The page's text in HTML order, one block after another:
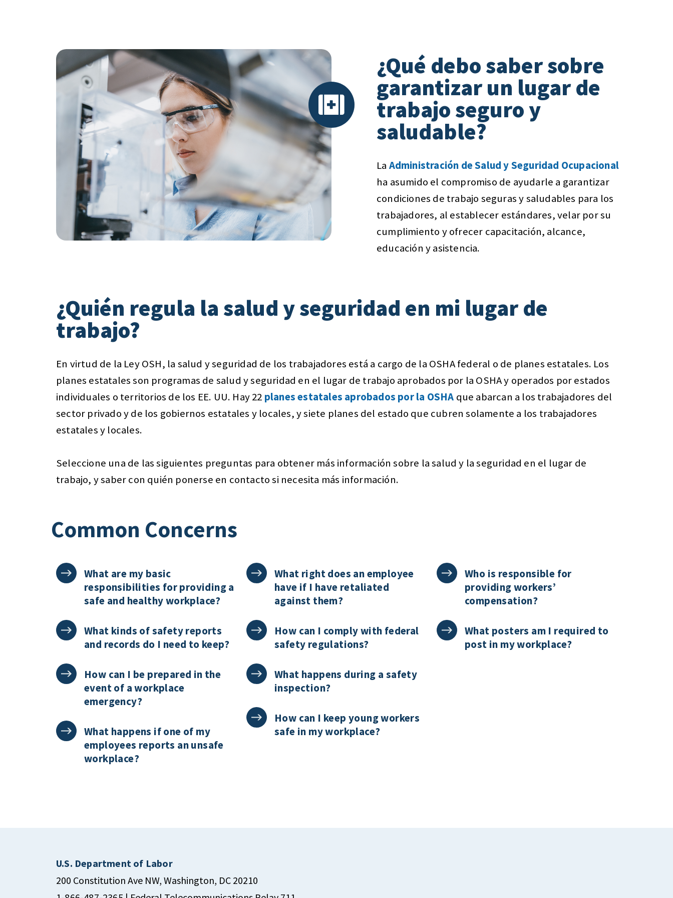
¿Qué debo saber sobre
garantizar un lugar de
trabajo seguro y
saludable?
La Administración de Salud y Seguridad Ocupacional
ha asumido el compromiso de ayudarle a garantizar
condiciones de trabajo seguras y saludables para los
trabajadores, al establecer estándares, velar por su
cumplimiento y ofrecer capacitación, alcance,
educación y asistencia.
¿Quién regula la salud y seguridad en mi lugar de
trabajo?
En virtud de la Ley OSH, la salud y seguridad de los trabajadores está a cargo de la OSHA federal o de planes estatales. Los
planes estatales son programas de salud y seguridad en el lugar de trabajo aprobados por la OSHA y operados por estados
individuales o territorios de los EE. UU. Hay 22 planes estatales aprobados por la OSHA que abarcan a los trabajadores del
sector privado y de los gobiernos estatales y locales, y siete planes del estado que cubren solamente a los trabajadores
estatales y locales.
Seleccione una de las siguientes preguntas para obtener más información sobre la salud y la seguridad en el lugar de
trabajo, y saber con quién ponerse en contacto si necesita más información.
Common Concerns
What are my basic
responsibilities for providing a
safe and healthy workplace?
What kinds of safety reports
and records do I need to keep?
How can I be prepared in the
event of a workplace
emergency?
What happens if one of my
employees reports an unsafe
workplace?
What right does an employee
have if I have retaliated
against them?
How can I comply with federal
safety regulations?
What happens during a safety
inspection?
How can I keep young workers
safe in my workplace?
Who is responsible for
providing workers’
compensation?
What posters am I required to
post in my workplace?
U.S. Department of Labor
200 Constitution Ave NW, Washington, DC 20210